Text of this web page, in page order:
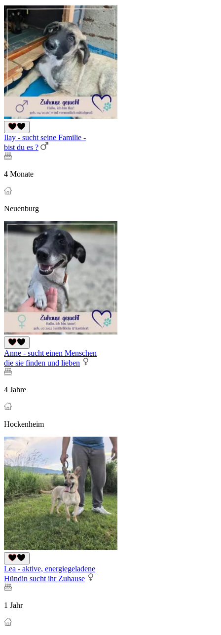
Ilay - sucht seine Familie -
bist du es ?
4 Monate
Neuenburg
Anne - sucht einen Menschen
die sie finden und lieben
4 Jahre
Hockenheim
Lea - aktive, energiegeladene
Hündin sucht ihr Zuhause
1 Jahr